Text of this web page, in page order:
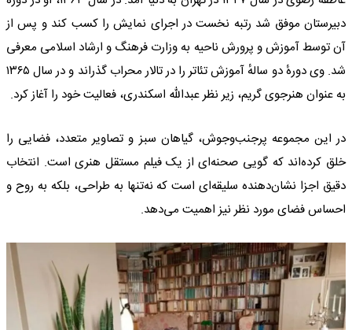
دبیرستان موفق شد رتبه نخست در اجرای نمایش را کسب کند و پس از
آن توسط آموزش و پرورش ناحیه به وزارت فرهنگ و ارشاد اسلامی معرفی
شد. وی دورهٔ دو سالهٔ آموزش تئاتر را در تالار محراب گذراند و در سال ۱۳۶۵
به عنوان هنرجوی گریم، زیر نظر عبدالله اسکندری، فعالیت خود را آغاز کرد.
در این مجموعه پرجنب‌وجوش، گیاهان سبز و تصاویر متعدد، فضایی را
خلق کرده‌اند که گویی صحنه‌ای از یک فیلم مستقل هنری است. انتخاب
دقیق اجزا نشان‌دهنده سلیقه‌ای است که نه‌تنها به طراحی، بلکه به روح و
احساس فضای مورد نظر نیز اهمیت می‌دهد.